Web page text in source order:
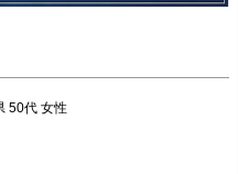
50代 女性